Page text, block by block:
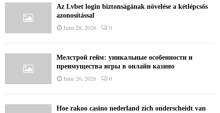
Az Lvbet login biztonságának növelése a kétlépcsős
azonosítással
June 28, 2026 0
Мелстрой гейм: уникальные особенности и
преимущества игры в онлайн казино
June 26, 2026 0
Hoe rakoo casino nederland zich onderscheidt van